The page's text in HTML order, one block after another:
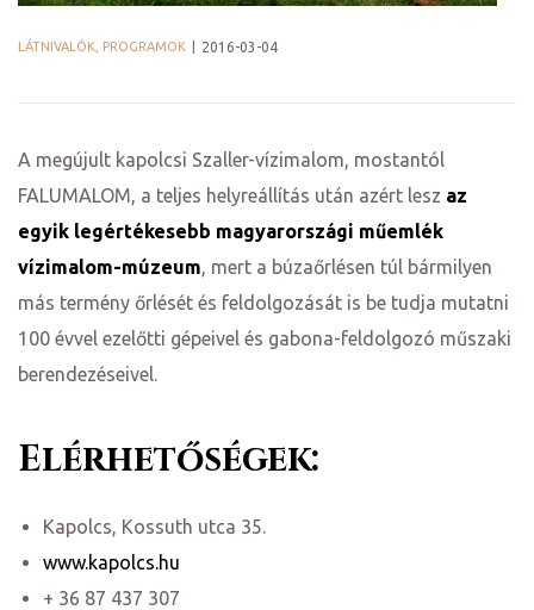
LÁTNIVALÓK, PROGRAMOK 2016-03-04
A megújult kapolcsi Szaller-vízimalom, mostantól
FALUMALOM, a teljes helyreállítás után azért lesz az
egyik legértékesebb magyarországi műemlék
vízimalom-múzeum, mert a búzaőrlésen túl bármilyen
más termény őrlését és feldolgozását is be tudja mutatni
100 évvel ezelőtti gépeivel és gabona-feldolgozó műszaki
berendezéseivel.
Elérhetőségek:
Kapolcs, Kossuth utca 35.
www.kapolcs.hu
+ 36 87 437 307